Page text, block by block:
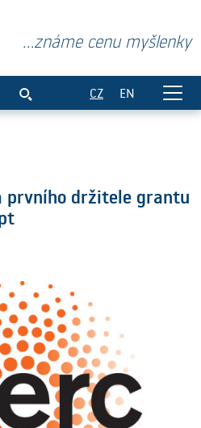
...známe cenu myšlenky
CZ EN
prvního držitele grantu